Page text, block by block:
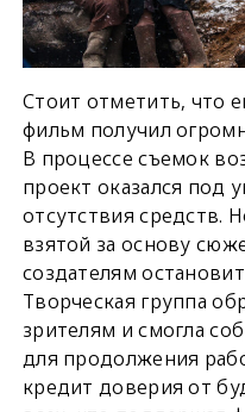
Стоит отметить, что
фильм получил
В процессе съемок
проект оказался под
отсутствия средств.
взятой за основу
создателям
Творческая группа
зрителям и смогла
для продолжения
кредит доверия от